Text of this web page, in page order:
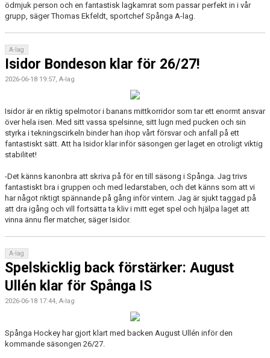
ödmjuk person och en fantastisk lagkamrat som passar perfekt in i vår
grupp, säger Thomas Ekfeldt, sportchef Spånga A-lag.
A-lag
Isidor Bondeson klar för 26/27!
2026-06-18 19:57, A-lag
Isidor är en riktig spelmotor i banans mittkorridor som tar ett enormt ansvar
över hela isen. Med sitt vassa spelsinne, sitt lugn med pucken och sin
styrka i tekningscirkeln binder han ihop vårt försvar och anfall på ett
fantastiskt sätt. Att ha Isidor klar inför säsongen ger laget en otroligt viktig
stabilitet!
-Det känns kanonbra att skriva på för en till säsong i Spånga. Jag trivs
fantastiskt bra i gruppen och med ledarstaben, och det känns som att vi
har något riktigt spännande på gång inför vintern. Jag är sjukt taggad på
att dra igång och vill fortsätta ta kliv i mitt eget spel och hjälpa laget att
vinna ännu fler matcher, säger Isidor.
A-lag
Spelskicklig back förstärker: August
Ullén klar för Spånga IS
2026-06-18 17:44, A-lag
Spånga Hockey har gjort klart med backen August Ullén inför den
kommande säsongen 26/27.